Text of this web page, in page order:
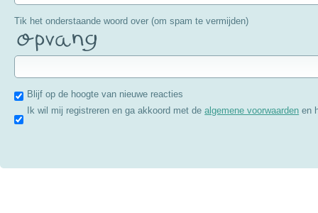
Tik het onderstaande woord over (om spam te vermijden)
Blijf op de hoogte van nieuwe reacties
Ik wil mij registreren en ga akkoord met dealgemene voorwaarden en